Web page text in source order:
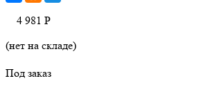
4 981 Р
(нет на складе)
Под заказ